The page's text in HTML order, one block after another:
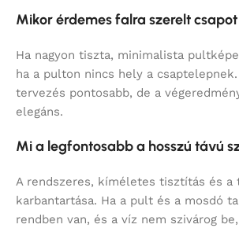
Mikor érdemes falra szerelt
Ha nagyon tiszta, minimalista
ha a pulton nincs hely a
tervezés pontosabb, de a
elegáns.
Mi a legfontosabb a hosszú távú
A rendszeres, kíméletes tisztítás és a
karbantartása. Ha a pult és a mosdó
rendben van, és a víz nem szivárog